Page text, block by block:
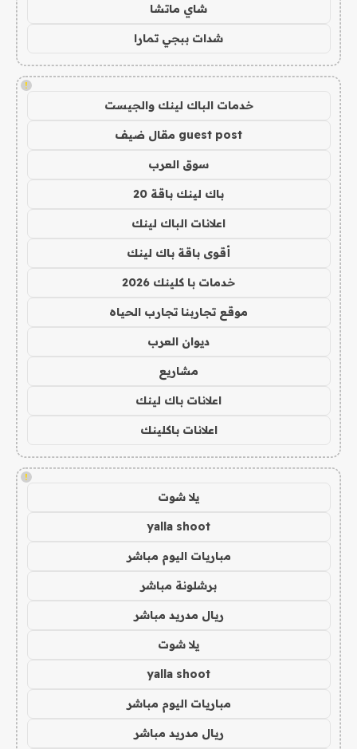
شاي ماتشا
شدات ببجي تمارا
!
خدمات الباك لينك والجيست
guest post مقال ضيف
سوق العرب
باك لينك باقة 20
اعلانات الباك لينك
أقوى باقة باك لينك
خدمات با كلينك 2026
موقع تجاربنا تجارب الحياه
ديوان العرب
مشاريع
اعلانات باك لينك
اعلانات باكلينك
!
يلا شوت
yalla shoot
مباريات اليوم مباشر
برشلونة مباشر
ريال مدريد مباشر
يلا شوت
yalla shoot
مباريات اليوم مباشر
ريال مدريد مباشر